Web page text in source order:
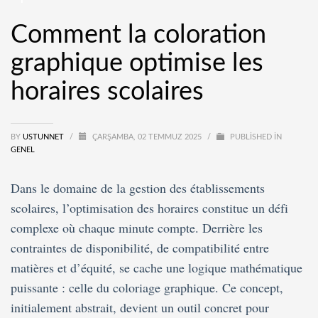
Comment la coloration
graphique optimise les
horaires scolaires
BY USTUNNET / ÇARŞAMBA, 02 TEMMUZ 2025 /
PUBLISHED IN
GENEL
Dans le domaine de la gestion des établissements
scolaires, l’optimisation des horaires constitue un défi
complexe où chaque minute compte. Derrière les
contraintes de disponibilité, de compatibilité entre
matières et d’équité, se cache une logique mathématique
puissante : celle du coloriage graphique. Ce concept,
initialement abstrait, devient un outil concret pour